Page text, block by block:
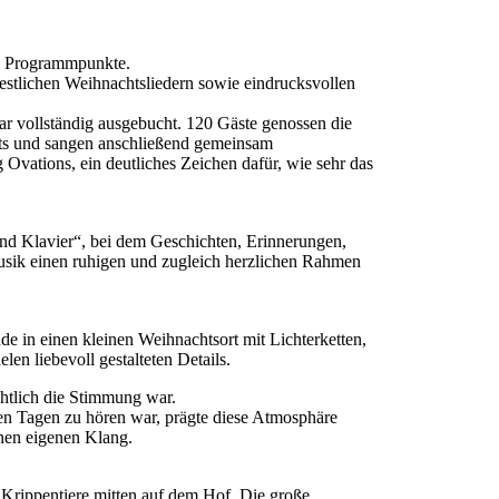
Weihnachtsliedern sowie eindrucksvollen
vollständig ausgebucht. 120 Gäste genossen die
sangen anschließend gemeinsam
ein deutliches Zeichen dafür, wie sehr das
Klavier“, bei dem Geschichten, Erinnerungen,
einen ruhigen und zugleich herzlichen Rahmen
in einen kleinen Weihnachtsort mit Lichterketten,
liebevoll gestalteten Details.
die Stimmung war.
zu hören war, prägte diese Atmosphäre
eigenen Klang.
mitten auf dem Hof. Die große,